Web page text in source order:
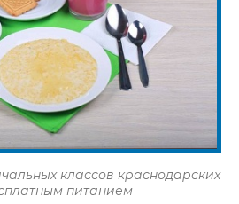
классов краснодарских
питанием